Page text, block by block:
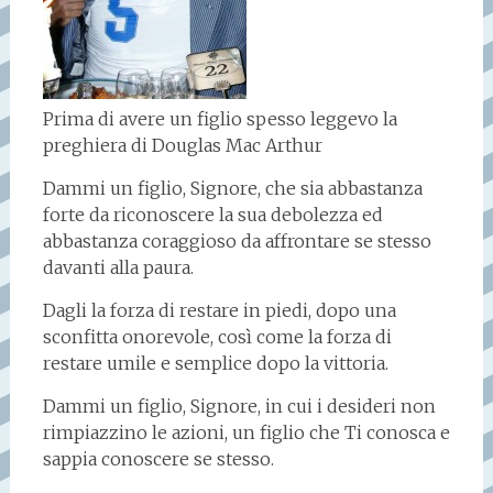
Prima di avere un figlio spesso leggevo la
preghiera di Douglas Mac Arthur
Dammi un figlio, Signore, che sia abbastanza
forte da riconoscere la sua debolezza ed
abbastanza coraggioso da affrontare se stesso
davanti alla paura.
Dagli la forza di restare in piedi, dopo una
sconfitta onorevole, così come la forza di
restare umile e semplice dopo la vittoria.
Dammi un figlio, Signore, in cui i desideri non
rimpiazzino le azioni, un figlio che Ti conosca e
sappia conoscere se stesso.